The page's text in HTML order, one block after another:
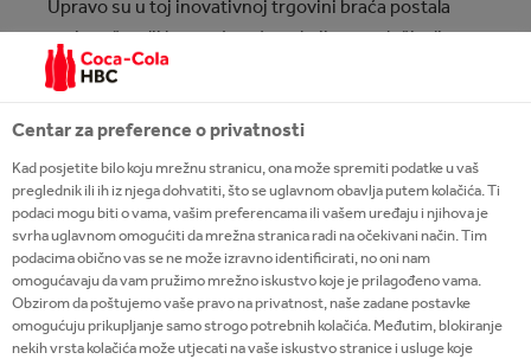
Upravo su u toj inovativnoj trgovini braća postala
prvi pružatelji kave u Londonu koji su posluživali
espresso i radili cappuccino u porculanskim šalicama
kako bi kupci mogli najbolje okusiti kavu.
Ubrzo su se prodavaonice počele otvarati na
prestižnim mjestima u Londonu te su postale
odredišta za moderne Londončane.
Centar za preference o privatnosti
Kad posjetite bilo koju mrežnu stranicu, ona može spremiti podatke u vaš
preglednik ili ih iz njega dohvatiti, što se uglavnom obavlja putem kolačića. Ti
podaci mogu biti o vama, vašim preferencama ili vašem uređaju i njihova je
svrha uglavnom omogućiti da mrežna stranica radi na očekivani način. Tim
podacima obično vas se ne može izravno identificirati, no oni nam
omogućavaju da vam pružimo mrežno iskustvo koje je prilagođeno vama.
Obzirom da poštujemo vaše pravo na privatnost, naše zadane postavke
omogućuju prikupljanje samo strogo potrebnih kolačića. Međutim, blokiranje
nekih vrsta kolačića može utjecati na vaše iskustvo stranice i usluge koje